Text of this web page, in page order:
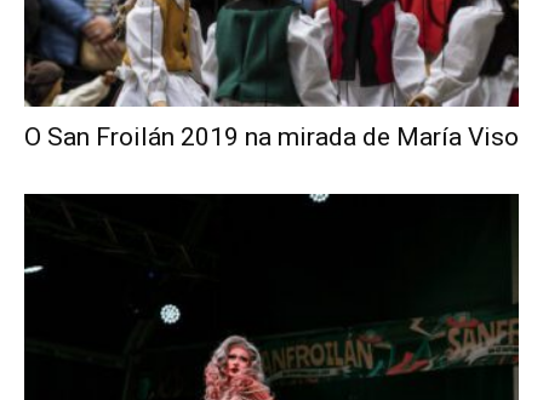
O San Froilán 2019 na mirada de María Viso